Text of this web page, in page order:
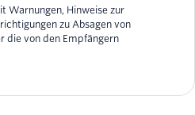
Warnungen, Hinweise zur
zu Absagen von
die von den Empfängern